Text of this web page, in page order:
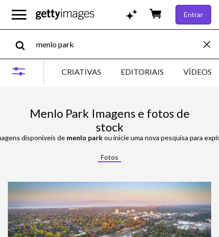
Entrar
CRIATIVAS EDITORIAIS VÍDEOS
Menlo Park Imagens e fotos de
stock
disponíveis de menlo parkou inicie uma nova pesquisa para
Fotos